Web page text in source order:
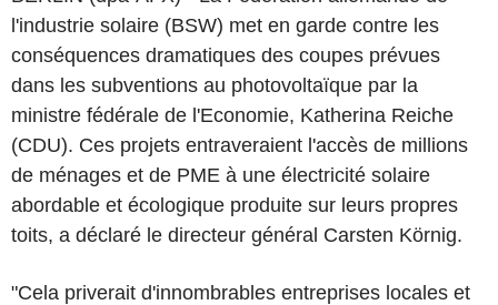
l'industrie solaire (BSW) met en garde contre les
conséquences dramatiques des coupes prévues
dans les subventions au photovoltaïque par la
ministre fédérale de l'Economie, Katherina Reiche
(CDU). Ces projets entraveraient l'accès de millions
de ménages et de PME à une électricité solaire
abordable et écologique produite sur leurs propres
toits, a déclaré le directeur général Carsten Körnig.
"Cela priverait d'innombrables entreprises locales et